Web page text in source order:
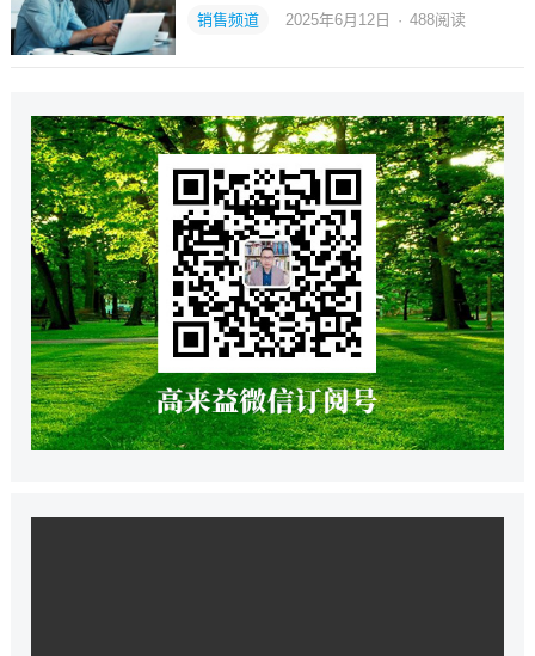
销售频道 2025年6月12日 · 488阅读